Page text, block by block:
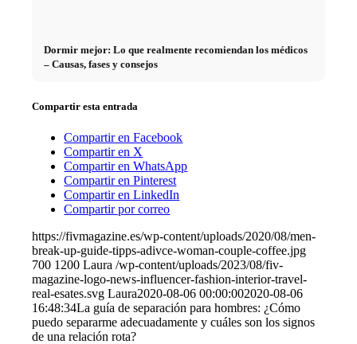
Dormir mejor: Lo que realmente recomiendan los médicos
– Causas, fases y consejos
Compartir esta entrada
Compartir en Facebook
Compartir en X
Compartir en WhatsApp
Compartir en Pinterest
Compartir en LinkedIn
Compartir por correo
https://fivmagazine.es/wp-content/uploads/2020/08/men-
break-up-guide-tipps-adivce-woman-couple-coffee.jpg
700 1200 Laura /wp-content/uploads/2023/08/fiv-
magazine-logo-news-influencer-fashion-interior-travel-
real-esates.svg Laura2020-08-06 00:00:002020-08-06
16:48:34La guía de separación para hombres: ¿Cómo
puedo separarme adecuadamente y cuáles son los signos
de una relación rota?